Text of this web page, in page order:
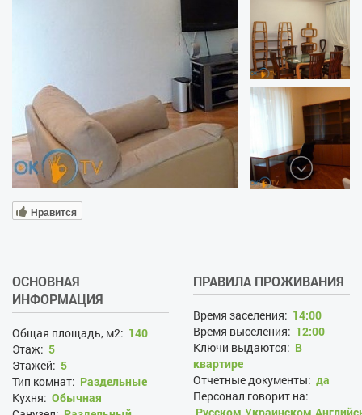
Нравится
ОСНОВНАЯ
ИНФОРМАЦИЯ
Общая площадь, м2: 140
Этаж: 5
Этажей: 5
Тип комнат: Раздельные
Кухня: Обычная
ПРАВИЛА ПРОЖИВАНИЯ
Время заселения: 14:00
Время выселения: 12:00
Ключи выдаются: В
квартире
Отчетные документы: да
Персонал говорит на: